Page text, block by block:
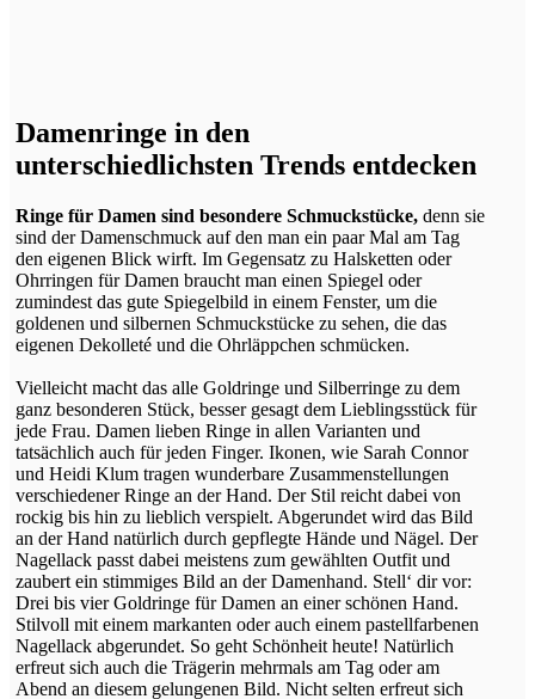
Damenringe in den
unterschiedlichsten Trends entdecken
Ringe für Damen sind besondere Schmuckstücke, denn sie
sind der Damenschmuck auf den man ein paar Mal am Tag
den eigenen Blick wirft. Im Gegensatz zu Halsketten oder
Ohrringen für Damen braucht man einen Spiegel oder
zumindest das gute Spiegelbild in einem Fenster, um die
goldenen und silbernen Schmuckstücke zu sehen, die das
eigenen Dekolleté und die Ohrläppchen schmücken.
Vielleicht macht das alle Goldringe und Silberringe zu dem
ganz besonderen Stück, besser gesagt dem Lieblingsstück für
jede Frau. Damen lieben Ringe in allen Varianten und
tatsächlich auch für jeden Finger. Ikonen, wie Sarah Connor
und Heidi Klum tragen wunderbare Zusammenstellungen
verschiedener Ringe an der Hand. Der Stil reicht dabei von
rockig bis hin zu lieblich verspielt. Abgerundet wird das Bild
an der Hand natürlich durch gepflegte Hände und Nägel. Der
Nagellack passt dabei meistens zum gewählten Outfit und
zaubert ein stimmiges Bild an der Damenhand. Stell‘ dir vor:
Drei bis vier Goldringe für Damen an einer schönen Hand.
Stilvoll mit einem markanten oder auch einem pastellfarbenen
Nagellack abgerundet. So geht Schönheit heute! Natürlich
erfreut sich auch die Trägerin mehrmals am Tag oder am
Abend an diesem gelungenen Bild. Nicht selten erfreut sich